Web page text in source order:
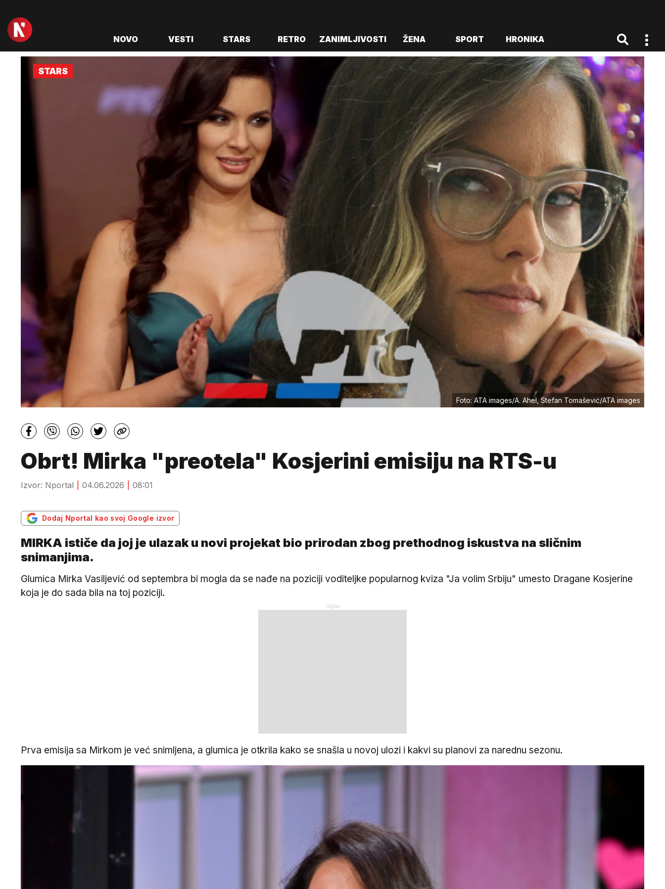
NOVO VESTI STARS RETRO ZANIMLJIVOSTI ŽENA SPORT HRONIKA
Foto: ATA images/A. Ahel, Stefan Tomašević/ATA images
STARS
Obrt! Mirka "preotela" Kosjerini emisiju na RTS-u
Izvor: Nportal 04.06.2026 08:01
Dodaj Nportal kao svoj Google izvor
MIRKA ističe da joj je ulazak u novi projekat bio prirodan zbog prethodnog iskustva na sličnim
snimanjima.
Glumica Mirka Vasiljević od septembra bi mogla da se nađe na poziciji voditeljke popularnog kviza "Ja volim Srbiju" umesto Dragane Kosjerine
koja je do sada bila na toj poziciji.
Prva emisija sa Mirkom je već snimljena, a glumica je otkrila kako se snašla u novoj ulozi i kakvi su planovi za narednu sezonu.